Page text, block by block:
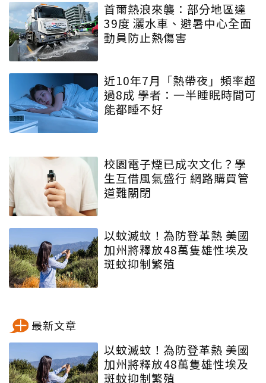
首爾熱浪來襲：部分地區達
39度 灑水車、避暑中心全面
動員防止熱傷害
近10年7月「熱帶夜」頻率超
過8成 學者：一半睡眠時間可
能都睡不好
校園電子煙已成次文化？學
生互借風氣盛行 網路購買管
道難關閉
以蚊滅蚊！為防登革熱 美國
加州將釋放48萬隻雄性埃及
斑蚊抑制繁殖
最新文章
以蚊滅蚊！為防登革熱 美國
加州將釋放48萬隻雄性埃及
斑蚊抑制繁殖